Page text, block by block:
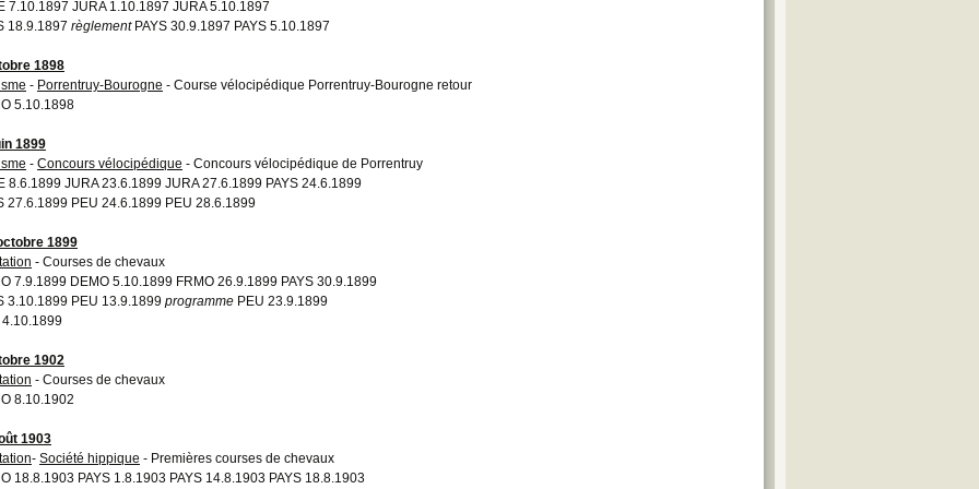
7.10.1897 JURA 1.10.1897 JURA 5.10.1897
18.9.1897 règlement PAYS 30.9.1897 PAYS 5.10.1897
1898
- Porrentruy-Bourogne - Course vélocipédique Porrentruy-Bourogne retour
5.10.1898
1899
- Concours vélocipédique - Concours vélocipédique de Porrentruy
8.6.1899 JURA 23.6.1899 JURA 27.6.1899 PAYS 24.6.1899
27.6.1899 PEU 24.6.1899 PEU 28.6.1899
1899
- Courses de chevaux
7.9.1899 DEMO 5.10.1899 FRMO 26.9.1899 PAYS 30.9.1899
3.10.1899 PEU 13.9.1899 programme PEU 23.9.1899
4.10.1899
1902
- Courses de chevaux
8.10.1902
1903
- Société hippique - Premières courses de chevaux
18.8.1903 PAYS 1.8.1903 PAYS 14.8.1903 PAYS 18.8.1903